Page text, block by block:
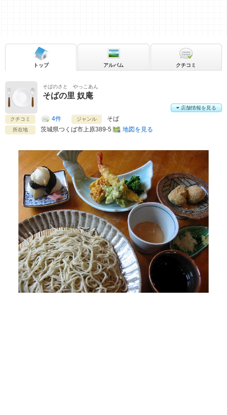
そばのさと やっこあん
そばの里 奴庵
クチコミ 4件 ジャンル そば
所在地 茨城県つくば市上原389-5 地図を見る
店舗情報を見る
トップ アルバム クチコミ